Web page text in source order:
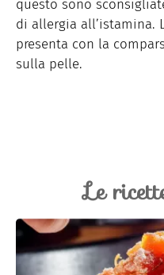
questo sono
di allergia all’istamina.
presenta con la
sulla pelle.
Le